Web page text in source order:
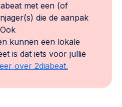
met een (of
die de aanpak
kunnen een lokale
is dat iets voor jullie
over 2diabeat.